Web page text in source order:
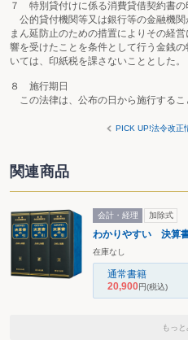
７ 特別貸付けに係る消費貸借契約書の
公的貸付機関等又は銀行等の金融機
まん延防止のための措置によりその経
響を受けたことを条件として行う金銭
いては、印紙税を課さないこととした。
８ 施行期日
この法律は、公布の日から施行するこ
PICK UP!法令改正
関連商品
会計・経理 加除式
わかりやすい 決算書
在庫なし
通常書籍
20,900円(税込)
もっと